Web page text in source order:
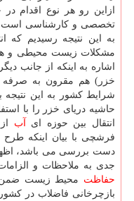
ازاین رو هر نوع اقدام
تخصصی و كارشناسی است و
به این نتیجه رسیدیم كه
مشكلات زیست محیطی و
اشاره به اینكه از جانب
خزر) هم مقرون به صرفه
شرایط كشور به این نتیجه
حاشیه دریای خزر را با
انتقال بین حوزه ای آب
فرشچی با بیان اینكه طرح
دست بررسی می باشد،
جدی به ملاحظات و
حفاظت محیط زیست ضمن
بازچرخانی فاضلاب در